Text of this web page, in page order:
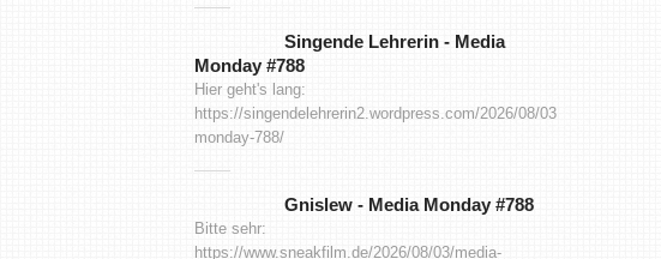
Singende Lehrerin- Media
Monday #788
Hier geht's lang:
https://singendelehrerin2.wordpress.com/2026/08/03/media-
monday-788/
Gnislew- Media Monday #788
Bitte sehr:
https://www.sneakfilm.de/2026/08/03/media-